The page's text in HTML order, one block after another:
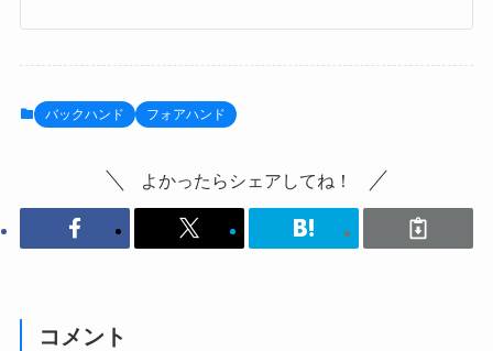
バックハンド フォアハンド
よかったらシェアしてね！
コメント